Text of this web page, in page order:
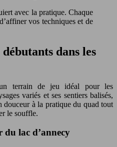
avec la pratique. Chaque
vos techniques et de
dans les
terrain de jeu idéal pour les
variés et ses sentiers balisés,
à la pratique du quad tout
le souffle.
lac d’annecy